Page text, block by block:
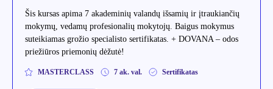
Šis kursas apima 7 akademinių valandų išsamių ir įtraukiančių
mokymų, vedamų profesionalių mokytojų. Baigus mokymus
suteikiamas grožio specialisto sertifikatas. + DOVANA – odos
priežiūros priemonių dėžutė!
MASTERCLASS 7 ak. val. Sertifikatas